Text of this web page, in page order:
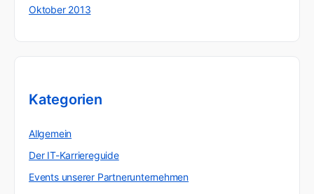
Oktober 2013
Kategorien
Allgemein
Der IT-Karriereguide
Events unserer Partnerunternehmen